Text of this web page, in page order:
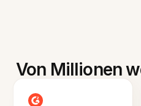
Von Millionen